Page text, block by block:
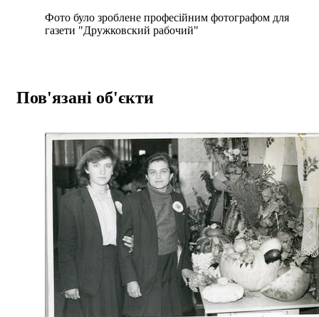
Фото було зроблене професійним фотографом для
газети "Дружковский рабочий"
Пов'язані об'єкти